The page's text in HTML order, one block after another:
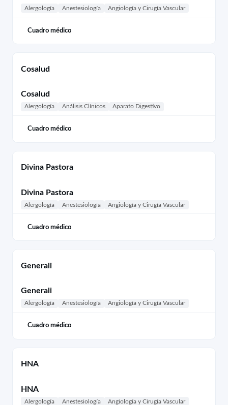
Alergología Anestesiología Angiología y Cirugía Vascular
Cuadro médico
Cosalud
Cosalud
Alergología Análisis Clínicos Aparato Digestivo
Cuadro médico
Divina Pastora
Divina Pastora
Alergología Anestesiología Angiología y Cirugía Vascular
Cuadro médico
Generali
Generali
Alergología Anestesiología Angiología y Cirugía Vascular
Cuadro médico
HNA
HNA
Alergología Anestesiología Angiología y Cirugía Vascular